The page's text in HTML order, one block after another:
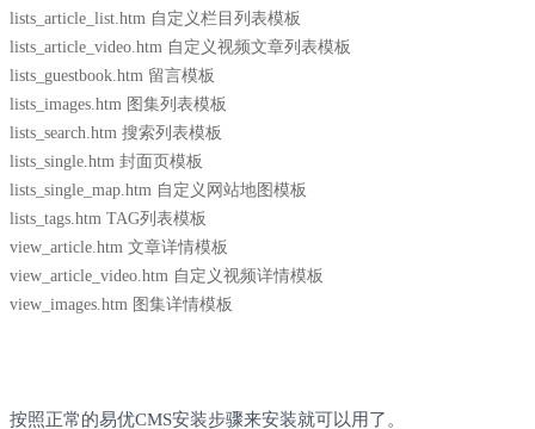
lists_article_list.htm 自定义栏目列表模板
lists_article_video.htm 自定义视频文章列表模板
lists_guestbook.htm 留言模板
lists_images.htm 图集列表模板
lists_search.htm 搜索列表模板
lists_single.htm 封面页模板
lists_single_map.htm 自定义网站地图模板
lists_tags.htm TAG列表模板
view_article.htm 文章详情模板
view_article_video.htm 自定义视频详情模板
view_images.htm 图集详情模板
按照正常的易优CMS安装步骤来安装就可以用了。